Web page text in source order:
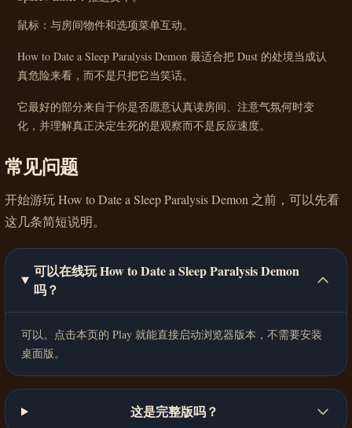
鼠标：与房间物件和选项菜单互动。
How to Date a Sleep Paralysis Demon 最适合把 Dust 的处境当成认
真危险来看，而不是只把它当笑话。
它最好的部分来自于你是否愿意认真读房间、注意气氛何时变
化，并理解真正决定生死的是观察而不是反应速度。
常见问题
开始游玩 How to Date a Sleep Paralysis Demon 之前，可以先看
这几条简短说明。
可以在线玩 How to Date a Sleep Paralysis Demon
吗？
可以。点击本页的 Play 就能直接启动浏览器版本，不需要安装
桌面版。
这是完整版吗？